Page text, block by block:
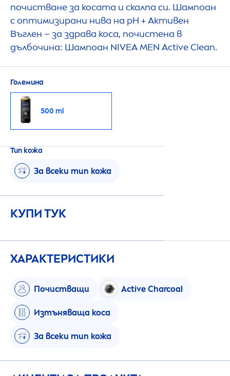
почистване за косата и скалпа си. Шампоан
с оптимизирани нива на рН + Активен
Въглен – за здрава коса, почистена в
дълбочина: Шампоан NIVEAMEN Active Clean.
Големина
500 ml
Тип кожа
За всеки тип кожа
КУПИ ТУК
ХАРАКТЕРИСТИКИ
Почистващи Active Charcoal
Изтъняваща коса
За всеки тип кожа